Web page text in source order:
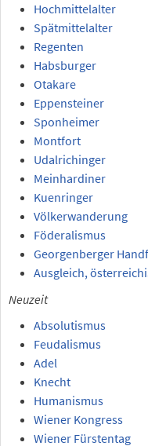
Hochmittelalter
Spätmittelalter
Regenten
Habsburger
Otakare
Eppensteiner
Sponheimer
Montfort
Udalrichinger
Meinhardiner
Kuenringer
Völkerwanderung
Föderalismus
Georgenberger
Ausgleich,
Neuzeit
Absolutismus
Feudalismus
Adel
Knecht
Humanismus
Wiener Kongress
Wiener Fürstentag